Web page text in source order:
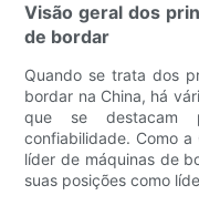
Visão geral dos
de bordar
Quando se trata dos
bordar na China, há
que se destacam
confiabilidade. Como
líder de máquinas de
suas posições como